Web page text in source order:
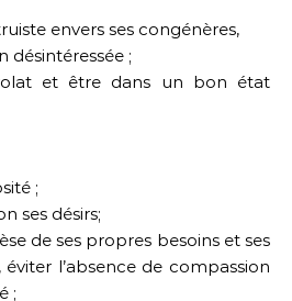
envers ses congénères,
désintéressée ;
et être dans un bon état
;
ses désirs;
de ses propres besoins et ses
l’absence de compassion
;